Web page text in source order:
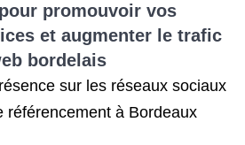
promouvoir vos
et augmenter le trafic
bordelais
sur les réseaux sociaux
référencement à Bordeaux